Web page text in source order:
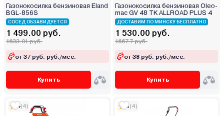
Газонокосилка бензиновая Eland
BGL-856S
СОСЕД ОБЗАВИДУЕТСЯ
1 499.00 руб.
1633.91 руб.
от 37 руб. руб./мес.
Купить
Газонокосилка бензиновая Oleo-
mac GV 48 TK ALLROAD PLUS 4
ДОСТАВИМ ПО МИНСКУ БЕСПЛАТНО
1 530.00 руб.
1667.7 руб.
от 38 руб. руб./мес.
Купить
4(4) 5(4)